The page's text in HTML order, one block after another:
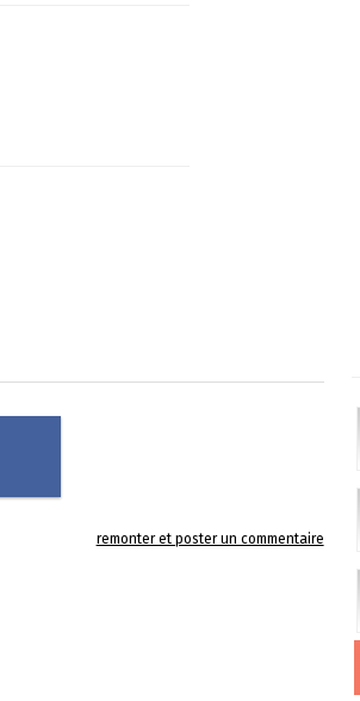
remonter et poster un commentaire